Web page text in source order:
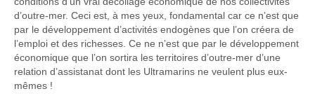
d’outre-mer. Ceci est, à mes yeux, fondamental car ce n’est que
par le développement d’activités endogènes que l’on créera de
l’emploi et des richesses. Ce ne n’est que par le développement
économique que l’on sortira les territoires d’outre-mer d’une
relation d’assistanat dont les Ultramarins ne veulent plus eux-
mêmes !